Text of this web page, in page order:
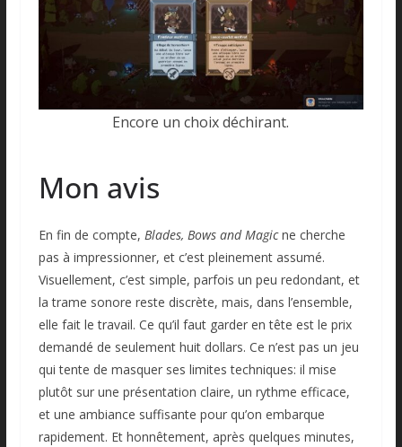
Encore un choix déchirant.
Mon avis
En fin de compte, Blades, Bows and Magicne cherche
pas à impressionner, et c’est pleinement assumé.
Visuellement, c’est simple, parfois un peu redondant, et
la trame sonore reste discrète, mais, dans l’ensemble,
elle fait le travail. Ce qu’il faut garder en tête est le prix
demandé de seulement huit dollars. Ce n’est pas un jeu
qui tente de masquer ses limites techniques: il mise
plutôt sur une présentation claire, un rythme efficace,
et une ambiance suffisante pour qu’on embarque
rapidement. Et honnêtement, après quelques minutes,